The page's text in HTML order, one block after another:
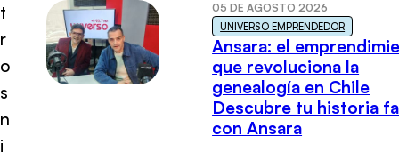
t
r
o
s
n
i
05 DE AGOSTO 2026
UNIVERSO EMPRENDEDOR
Ansara: el
que revoluciona la
genealogía en Chile
Descubre tu historia
con Ansara